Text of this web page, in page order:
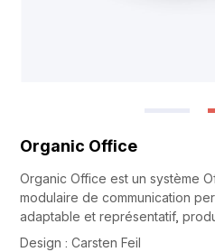
Organic Office
Organic Office est un système
modulaire de communication
adaptable et représentatif,
Design : Carsten Feil